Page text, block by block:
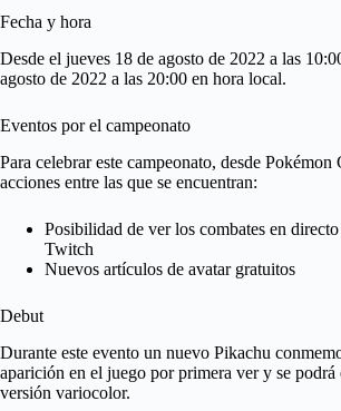
Fecha y hora
Desde el jueves 18 de agosto de 2022 a las
agosto de 2022 a las 20:00 en hora local.
Eventos por el campeonato
Para celebrar este campeonato, desde Pokémon
acciones entre las que se encuentran:
Posibilidad de ver los combates en
Twitch
Nuevos artículos de avatar gratuitos
Debut
Durante este evento un nuevo Pikachu
aparición en el juego por primera ver y se podrá
versión variocolor.